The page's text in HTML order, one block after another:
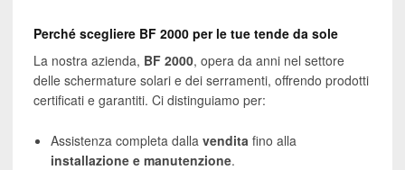
Perché scegliere BF 2000 per le tue tende da sole
La nostra azienda, BF 2000, opera da anni nel settore
delle schermature solari e dei serramenti, offrendo prodotti
certificati e garantiti. Ci distinguiamo per:
Assistenza completa dallavendita fino alla
installazione e manutenzione.